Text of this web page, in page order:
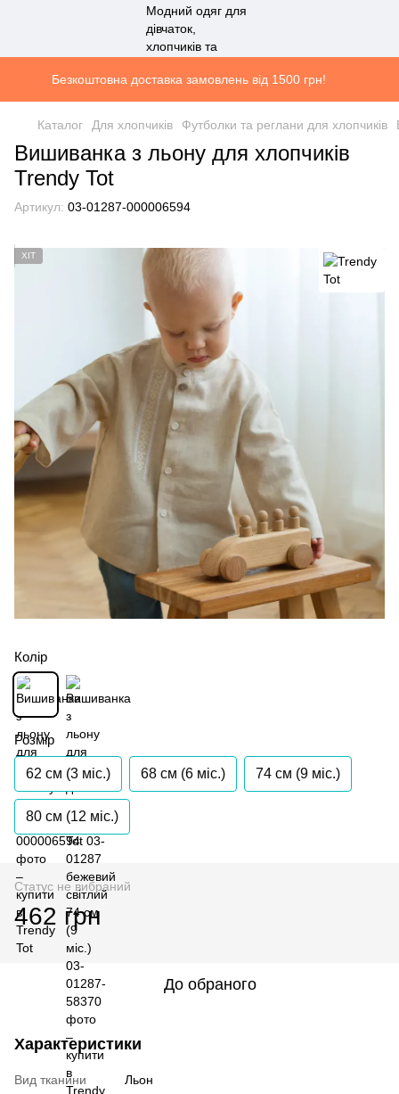
Безкоштовна доставка замовлень від 1500 грн!
Каталог Для хлопчиків Футболки та реглани для хлопчиків
Вишиванка з льону для хлопчиків
Trendy Tot
Артикул: 03-01287-000006594
ХІТ
Колір
Розмір
62 см (3 мiс.) 68 см (6 мiс.) 74 см (9 мiс.)
80 см (12 мiс.)
Статус не вибраний
462 грн
До обраного
Характеристики
Вид тканини
Льон